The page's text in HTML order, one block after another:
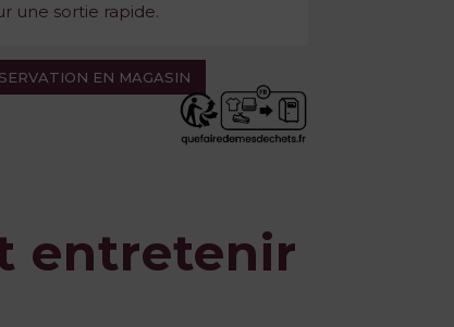
une sortie rapide.
EN MAGASIN
entretenir